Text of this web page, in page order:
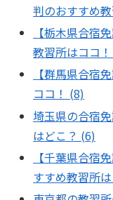
判のおすすめ
【栃木県合宿
教習所はココ
【群馬県合宿
ココ！ (8)
埼玉県の合宿
はどこ？ (6)
【千葉県合宿
すすめ教習所